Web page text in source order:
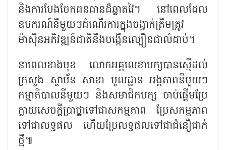
និងការបែងចែកធនធានដ៏ឆ្លាតវៃ។ នៅពេលដែល
ឧបករណ៍នីមួយៗដំណើរការក្នុងចង្វាក់ត្រឹមត្រូវ
ម៉ាស៊ីនអភិវឌ្ឍន៍ជាតិនឹងបង្កើនល្បឿនជាលំដាប់។
នាពេលខាងមុខ លោកអគ្គលេខាបក្សបានស្នើដល់
ក្រសួង ស្ថាប័ន សាខា មូលដ្ឋាន អង្គភាពនីមួយៗ
កម្មាភិបាលនីមួយៗ និងសមាជិកបក្ស ចាប់ផ្តើមប្រែ
ក្លាយសេចក្តីប្រាថ្នាទៅជាសកម្មភាព ប្រែសកម្មភាព
ទៅជាលទ្ធផល ហើយប្រែលទ្ធផលទៅជាជំនឿជាក់
ថ្មី៕